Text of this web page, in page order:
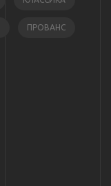
ПРОВАНС